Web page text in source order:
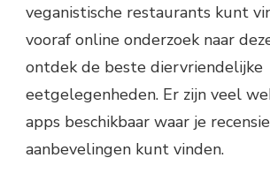
veganistische restaurants kunt
vooraf online onderzoek naar
ontdek de beste diervriendelijke
eetgelegenheden. Er zijn veel
apps beschikbaar waar je
aanbevelingen kunt vinden.